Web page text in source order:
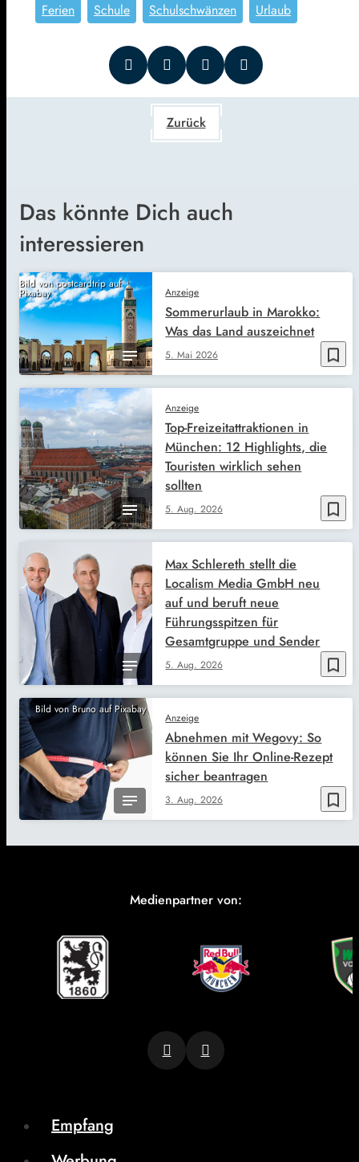
Ferien Schule Schulschwänzen Urlaub
Zurück
Das könnte Dich auch
interessieren
Bild von postcardtrip auf
Pixabay
bookmark_border
Anzeige
5. Mai 2026
Sommerurlaub in Marokko:
Was das Land auszeichnet
bookmark_border
Anzeige
5. Aug. 2026
Top-Freizeitattraktionen in
München: 12 Highlights, die
Touristen wirklich sehen
sollten
bookmark_border
5. Aug. 2026
Max Schlereth stellt die
Localism Media GmbH neu
auf und beruft neue
Führungsspitzen für
Gesamtgruppe und Sender
Bild von Bruno auf Pixabay
bookmark_border
Anzeige
3. Aug. 2026
Abnehmen mit Wegovy: So
können Sie Ihr Online-Rezept
sicher beantragen
Medienpartner von:
Empfang